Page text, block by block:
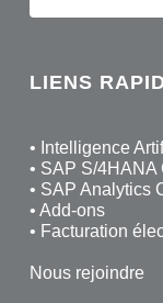
LIENS
• Intelligence
• SAP S/4HANA
• SAP Analytics
• Add-ons
• Facturation
Nous rejoindre